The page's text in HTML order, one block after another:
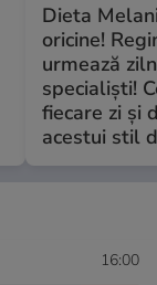
Dieta
oricine!
urmează
specialiști!
fiecare zi și
acestui stil
16:00